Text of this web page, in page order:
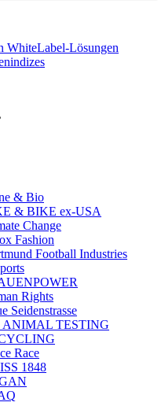
WhiteLabel-Lösungen
& Bio
& BIKE ex-USA
Change
Fashion
Football Industries
Rights
Seidenstrasse
ANIMAL TESTING
Race
1848